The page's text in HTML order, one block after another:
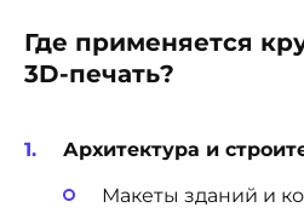
Где применяется
3D-печать?
Архитектура и
Макеты зданий и